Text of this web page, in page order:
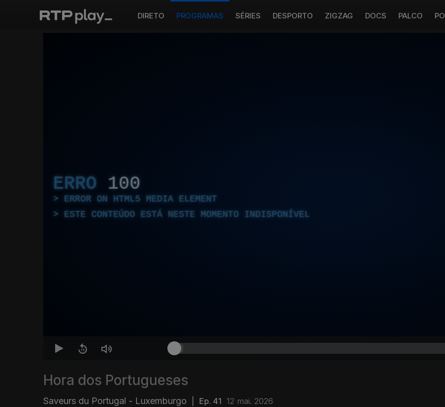
DIRETO PROGRAMAS SÉRIES DESPORTO ZIGZAG DOCS PALCO
ERRO 100
ERROR ON HTML5 MEDIA ELEMENT
ESTE CONTEÚDO ESTÁ NESTE MOMENTO INDISPONÍVEL
Hora dos Portugueses
Saveurs du Portugal - Luxemburgo Ep. 41 12 mai. 2026